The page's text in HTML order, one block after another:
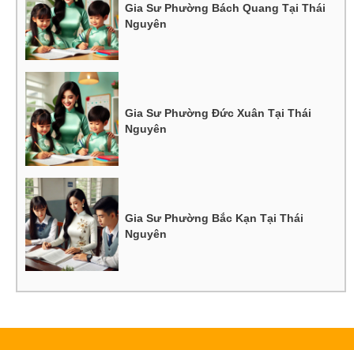
Gia Sư Phường Bách Quang Tại Thái
Nguyên
Gia Sư Phường Đức Xuân Tại Thái
Nguyên
Gia Sư Phường Bắc Kạn Tại Thái
Nguyên